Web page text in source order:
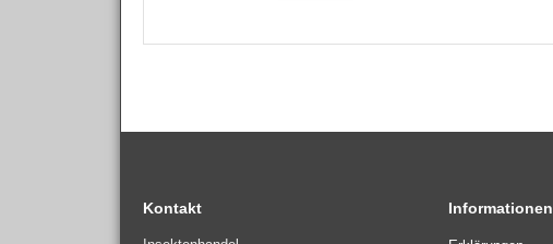
Kontakt Informationen